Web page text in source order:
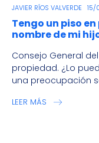
JAVIER RÍOS VALVERDE 15/
Tengo un piso
nombre de mi
Consejo General
propiedad. ¿Lo
una preocupación
LEER MÁS